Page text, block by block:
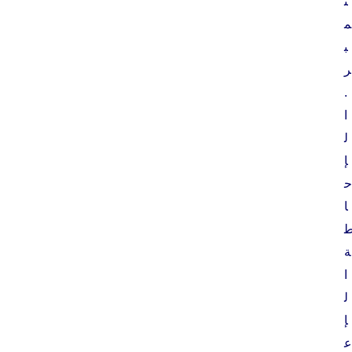
م
ب
ر
.
ل
إ
ح
ا
ة
ل
إ
ع